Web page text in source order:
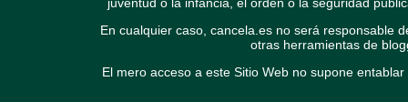
juventud o la infancia, el orden o la seguridad
En cualquier caso, cancela.es no será responsable
otras herramientas de
El mero acceso a este Sitio Web no supone